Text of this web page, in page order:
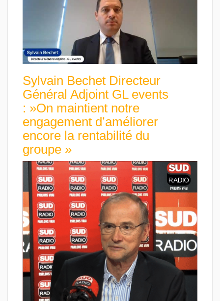
Sylvain Bechet Directeur
Général Adjoint GL events
: »On maintient notre
engagement d’améliorer
encore la rentabilité du
groupe »